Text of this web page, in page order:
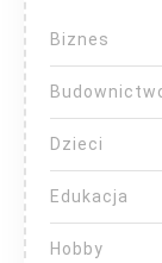
Biznes
Dzieci
Edukacja
Hobby